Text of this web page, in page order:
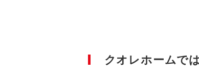
クオレホームで